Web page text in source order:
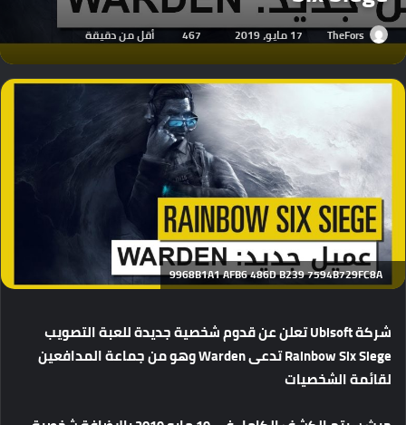
TheFors 17 مايو، 2019 467 أقل من دقيقة
شركة Ubisoft تعلن عن قدوم شخصية جديدة للعبة التصويب
Rainbow Six Siege تدعى Warden وهو من جماعة المدافعين
لقائمة الشخصيات